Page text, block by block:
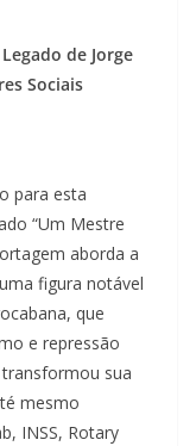
de Jorge
Sociais
para esta
“Um Mestre
aborda a
figura notável
que
e repressão
sua
mesmo
INSS, Rotary